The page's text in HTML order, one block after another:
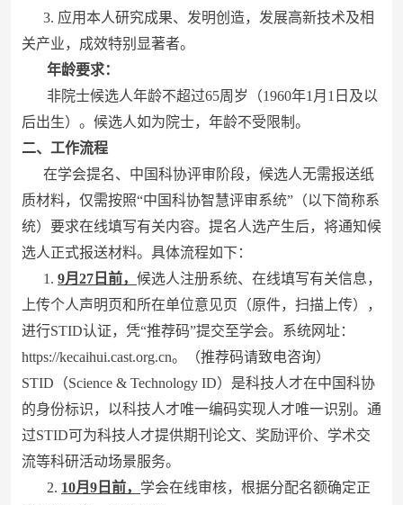
3. 应用本人研究成果、发明创造，发展高新技术及相
关产业，成效特别显著者。
年龄要求：
非院士候选人年龄不超过65周岁（1960年1月1日及以
后出生）。候选人如为院士，年龄不受限制。
二、工作流程
在学会提名、中国科协评审阶段，候选人无需报送纸
质材料，仅需按照“中国科协智慧评审系统”（以下简称系
统）要求在线填写有关内容。提名人选产生后，将通知候
选人正式报送材料。具体流程如下：
1. 9月27日前， 候选人注册系统、在线填写有关信息，
上传个人声明页和所在单位意见页（原件，扫描上传），
进行STID认证，凭“推荐码”提交至学会。系统网址：
https://kecaihui.cast.org.cn。（推荐码请致电咨询）
STID（Science & Technology ID）是科技人才在中国科协
的身份标识，以科技人才唯一编码实现人才唯一识别。通
过STID可为科技人才提供期刊论文、奖励评价、学术交
流等科研活动场景服务。
2. 10月9日前， 学会在线审核，根据分配名额确定正